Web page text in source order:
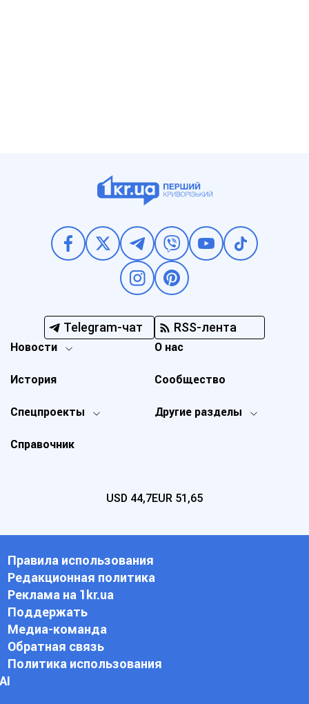
Telegram-чат RSS-лента
Новости
Спецпроекты Другие разделы
История
О нас
Справочник
Сообщество
USD 44,7EUR 51,65
Правила использования
Редакционная политика
Реклама на 1kr.ua
Поддержать
Медиа-команда
Обратная связь
Политика использования
АI